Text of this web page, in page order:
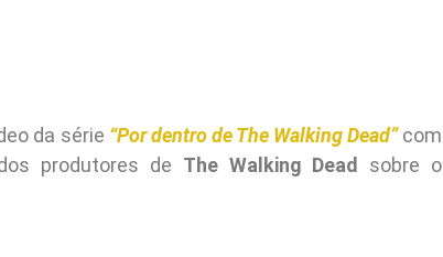
da série “Por dentro de The Walking Dead” com
produtores de The Walking Dead sobre o